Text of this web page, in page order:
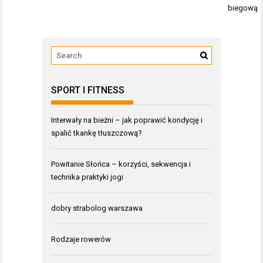
biegową
SPORT I FITNESS
Interwały na bieżni – jak poprawić kondycję i
spalić tkankę tłuszczową?
Powitanie Słońca – korzyści, sekwencja i
technika praktyki jogi
dobry strabolog warszawa
Rodzaje rowerów